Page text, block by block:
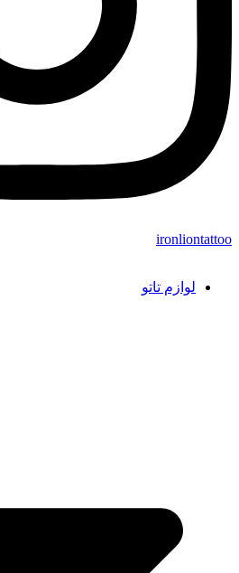
ironliontattoo
لوازم تاتو